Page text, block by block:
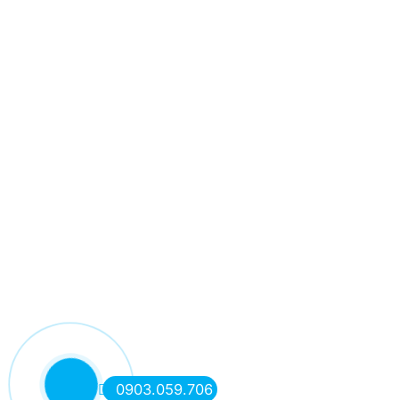
0903.059.706